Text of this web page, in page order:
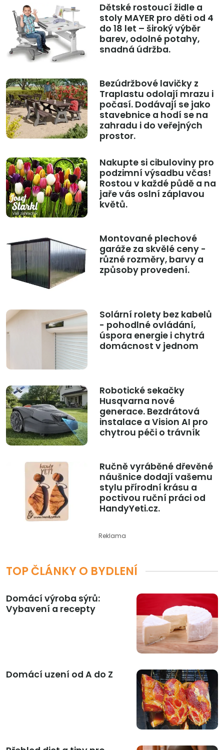
Dětské rostoucí židle a
stoly MAYER pro děti od 4
do 18 let – široký výběr
barev, odolné potahy,
snadná údržba.
Bezúdržbové lavičky z
Traplastu odolají mrazu i
počasí. Dodávají se jako
stavebnice a hodí se na
zahradu i do veřejných
prostor.
Nakupte si cibuloviny pro
podzimní výsadbu včas!
Rostou v každé půdě a na
jaře vás oslní záplavou
květů.
Montované plechové
garáže za skvělé ceny -
různé rozměry, barvy a
způsoby provedení.
Solární rolety bez kabelů
- pohodlné ovládání,
úspora energie i chytrá
domácnost v jednom
Robotické sekačky
Husqvarna nové
generace. Bezdrátová
instalace a Vision AI pro
chytrou péči o trávník
Ručně vyráběné dřevěné
náušnice dodají vašemu
stylu přírodní krásu a
poctivou ruční práci od
HandyYeti.cz.
Reklama
TOP ČLÁNKY O BYDLENÍ
Domácí výroba sýrů:
Vybavení a recepty
Domácí uzení od A do Z